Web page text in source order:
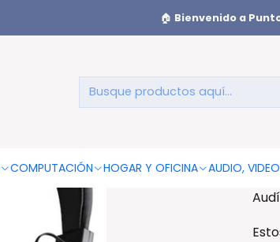
COMPUTACIÓN HOGAR Y OFICINA AUDIO,
🏠 Bienvenido a
Audífonos Con Conexión Bluetooth Y